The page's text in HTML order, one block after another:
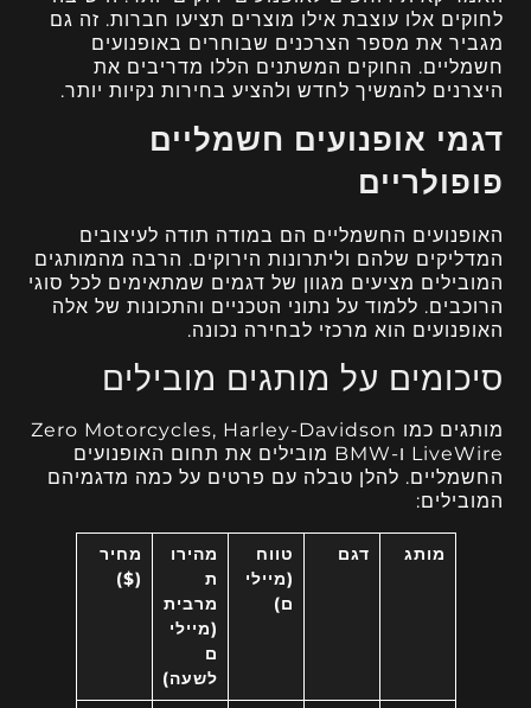
לחוקים אלו עוצבת אילו מוצרים תציעו חברות. זה גם
מגביר את מספר הצרכנים שבוחרים באופנועים
חשמליים. החוקים המשתנים הללו מדריבים את
היצרנים להמשיך לחדש ולהציע בחירות נקיות יותר.
דגמי אופנועים חשמליים
פופולריים
האופנועים החשמליים הם במודה תודה לעיצובים
המדליקים שלהם וליתרונות הירוקים. הרבה מהמותגים
המובילים מציעים מגוון של דגמים שמתאימים לכל סוגי
הרוכבים. ללמוד על נתוני הטכניים והתכונות של אלה
האופנועים הוא מרכזי לבחירה נכונה.
סיכומים על מותגים מובילים
מותגים כמו Zero Motorcycles, Harley-Davidson
LiveWire ו-BMW מובילים את תחום האופנועים
החשמליים. להלן טבלה עם פרטים על כמה מדגמיהם
המובילים:
מותג דגם
טווח
(מיילי
ם)
מהירו
ת
מרבית
(מיילי
ם
לשעה)
מחיר
($)